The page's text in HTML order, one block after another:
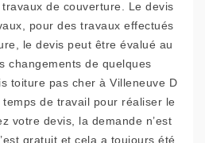
de couverture. Le devis
pour des travaux effectués
le devis peut être évalué au
changements de quelques
toiture pas cher à Villeneuve D
de travail pour réaliser le
votre devis, la demande n’est
gratuit et cela a toujours été